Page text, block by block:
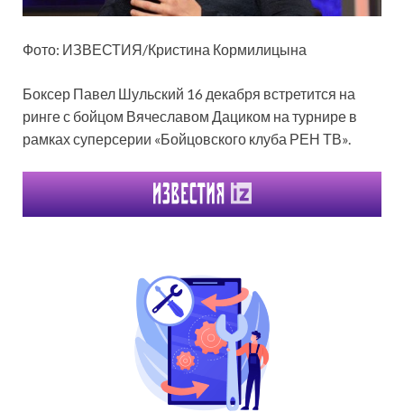
Фото: ИЗВЕСТИЯ/Кристина Кормилицына
Боксер Павел Шульский 16 декабря встретится на
ринге с бойцом Вячеславом Дациком на турнире в
рамках суперсерии «Бойцовского клуба РЕН ТВ».